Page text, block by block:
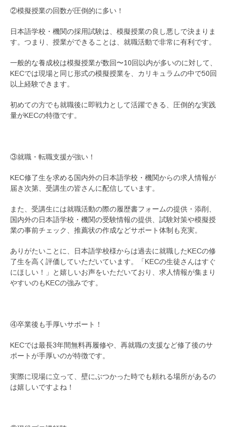
②模擬授業の回数が圧倒的に多い！
日本語学校・機関の採用試験は、模擬授業の良し悪しで決まりま
す。つまり、授業ができることは、就職活動で非常に有利です。
一般的な養成校は模擬授業が数回〜10回以内が多いのに対して、
KECでは現場と同じ形式の模擬授業を、カリキュラムの中で50回
以上経験できます。
初めての方でも就職後に即戦力として活躍できる、圧倒的な実践
量がKECの特徴です。
③就職・転職支援が強い！
KEC修了生を求める国内外の日本語学校・機関からの求人情報が
届き次第、受講生の皆さんに配信しています。
また、受講生には就職活動の際の履歴書フォームの提供・添削、
国内外の日本語学校・機関の受験情報の提供、試験対策や模擬授
業の事前チェック、推薦状の作成などサポート体制も充実。
ありがたいことに、日本語学校様からは過去に就職したKECの修
了生を高く評価していただいています。「KECの生徒さんはすぐ
にほしい！」と嬉しいお声をいただいており、求人情報が集まり
やすいのもKECの強みです。
④卒業後も手厚いサポート！
KECでは最長3年間無料再履修や、再就職の支援など修了後のサ
ポートが手厚いのが特徴です。
実際に現場に立って、壁にぶつかった時でも頼れる場所があるの
は嬉しいですよね！